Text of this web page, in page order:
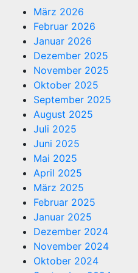
März 2026
Februar 2026
Januar 2026
Dezember 2025
November 2025
Oktober 2025
September 2025
August 2025
Juli 2025
Juni 2025
Mai 2025
April 2025
März 2025
Februar 2025
Januar 2025
Dezember 2024
November 2024
Oktober 2024